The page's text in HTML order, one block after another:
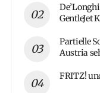
GentleJet
Partielle
Austria
FRITZ!